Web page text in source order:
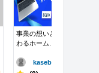
事業の想いと強みが伝
わるホーム...
kasebo